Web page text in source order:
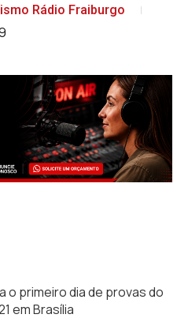
Rádio Fraiburgo
o primeiro dia de provas do
em Brasília